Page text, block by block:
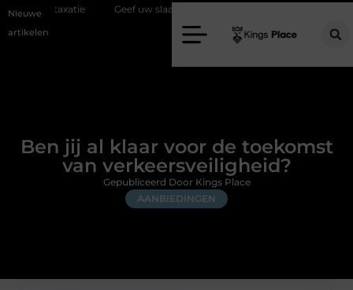
Nieuwe
artikelen
Geef uw slaapkamer een upgrade met interieuradvies Zwolle
Ben jij al klaar voor de toekomst
van verkeersveiligheid?
AANBIEDINGEN
Gepubliceerd Door Kings Place